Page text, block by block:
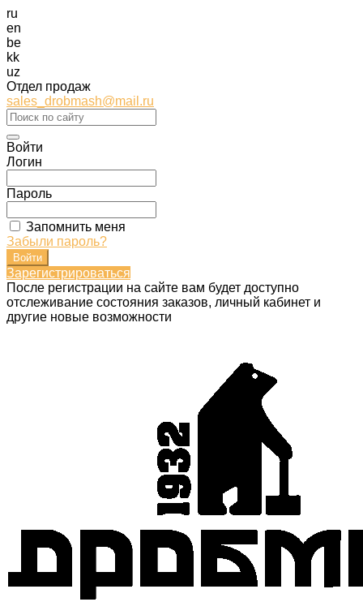
ru
en
be
kk
uz
Отдел продаж
sales_drobmash@mail.ru
Войти
Логин
Пароль
Запомнить меня
Забыли пароль?
Зарегистрироваться
После регистрации на сайте вам будет доступно
отслеживание состояния заказов, личный кабинет и
другие новые возможности